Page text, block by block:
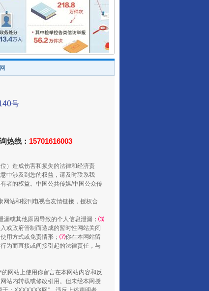
从数据变化看反腐深化
驾未被当场查获能处罚吗
号
热线： 15701616003
）造成伤害和损失的法律和经济责
中涉及到您的权益，请及时联系我
者的权益。中国公共传媒/中国公众传
站和报刊电视台友情链接，授权合
漏或其他原因导致的个人信息泄漏； ⑶
或政府管制而造成的暂时性网站关闭
用方式或免责情形； ⑺你在本网站留
为而直接或间接引起的法律责任，与
网站上使用你留言在本网站内容和反
站内转载或修改引用。但未经本网授